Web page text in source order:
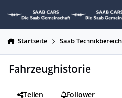
Startseite Saab Technikbereich
Fahrzeughistorie
Teilen
Follower